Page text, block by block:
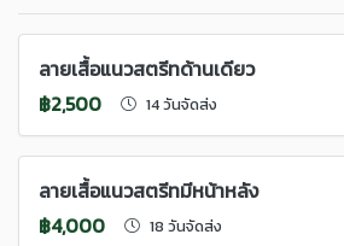
ลายเสื้อแนวสตรีทด้านเดียว
฿2,500
14 วันจัดส่ง
ลายเสื้อแนวสตรีทมีหน้าหลัง
฿4,000
18 วันจัดส่ง